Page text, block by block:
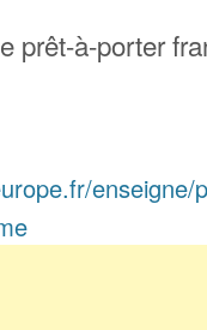
prêt-à-porter
enseigne/